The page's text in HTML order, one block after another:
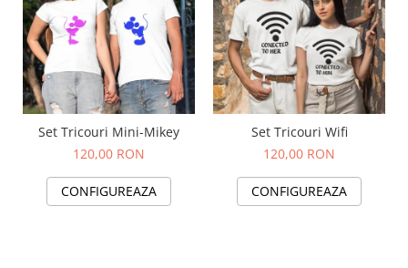
Set Tricouri Mini-Mikey
120,00 RON
CONFIGUREAZA
Set Tricouri Wifi
120,00 RON
CONFIGUREAZA